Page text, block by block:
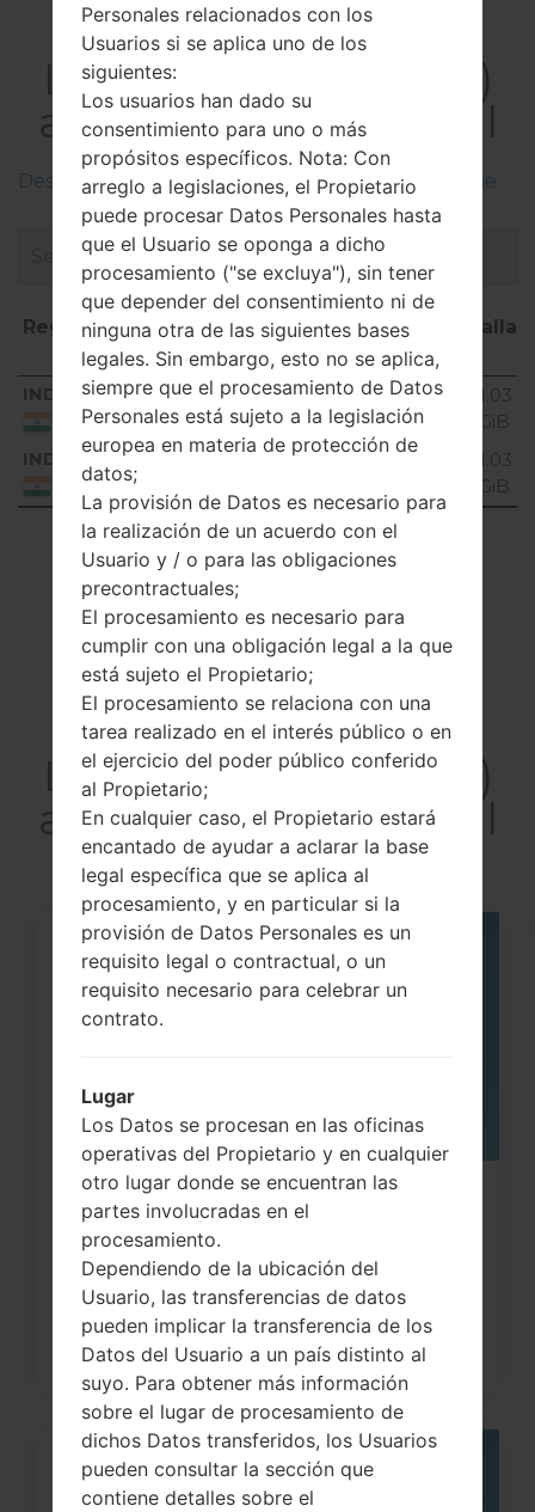
El Firmware
LGH540D(LGH540D)
akaLG G4 Stylus Dual
Descripciones de regiones firmwares de LG Phone
Región
Nombre de
archivo
OS Talla
Región Nombre de archivo OS Talla
IND
India
H540D20a_00_0810.kdz Android 6.0.x
Marshmallow
1.03
GiB
IND
India
H540D20b_00_0213.kdz Android 6.0.x
1.03
GiB
Showing 1 to 2 of 2 entries
Previous
Artículos
LGH540D(LGH540D)
akaLG G4 Stylus Dual
Cómo hacer Reinicio Completo en
LG G3, G4, G5 , G7...
Personales relacionados con los
Usuarios si se aplica uno de los
siguientes:
Los usuarios han dado su
consentimiento para uno o más
propósitos específicos. Nota: Con
arreglo a legislaciones, el Propietario
puede procesar Datos Personales hasta
que el Usuario se oponga a dicho
procesamiento ("se excluya"), sin tener
que depender del consentimiento ni de
ninguna otra de las siguientes bases
legales. Sin embargo, esto no se aplica,
siempre que el procesamiento de Datos
Personales está sujeto a la legislación
europea en materia de protección de
datos;
La provisión de Datos es necesario para
la realización de un acuerdo con el
Usuario y / o para las obligaciones
precontractuales;
El procesamiento es necesario para
cumplir con una obligación legal a la que
está sujeto el Propietario;
El procesamiento se relaciona con una
tarea realizado en el interés público o en
el ejercicio del poder público conferido
al Propietario;
En cualquier caso, el Propietario estará
encantado de ayudar a aclarar la base
legal específica que se aplica al
procesamiento, y en particular si la
provisión de Datos Personales es un
requisito legal o contractual, o un
requisito necesario para celebrar un
contrato.
Lugar
Los Datos se procesan en las oficinas
operativas del Propietario y en cualquier
otro lugar donde se encuentran las
partes involucradas en el
procesamiento.
Dependiendo de la ubicación del
Usuario, las transferencias de datos
pueden implicar la transferencia de los
Datos del Usuario a un país distinto al
suyo. Para obtener más información
sobre el lugar de procesamiento de
dichos Datos transferidos, los Usuarios
pueden consultar la sección que
contiene detalles sobre el